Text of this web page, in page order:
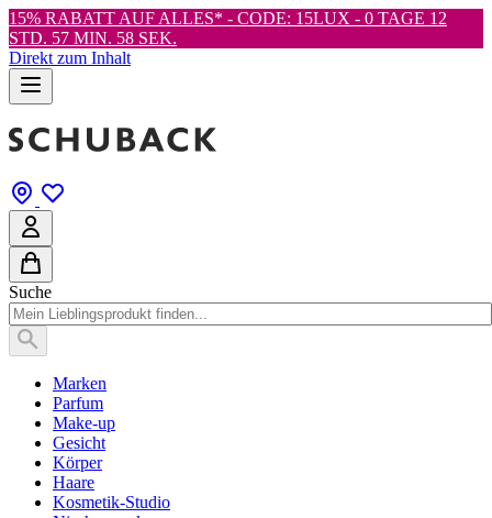
15% RABATT AUF ALLES* - CODE: 15LUX - 0 TAGE 12
STD. 57 MIN. 56 SEK.
Direkt zum Inhalt
Suche
Marken
Parfum
Make-up
Gesicht
Körper
Haare
Kosmetik-Studio